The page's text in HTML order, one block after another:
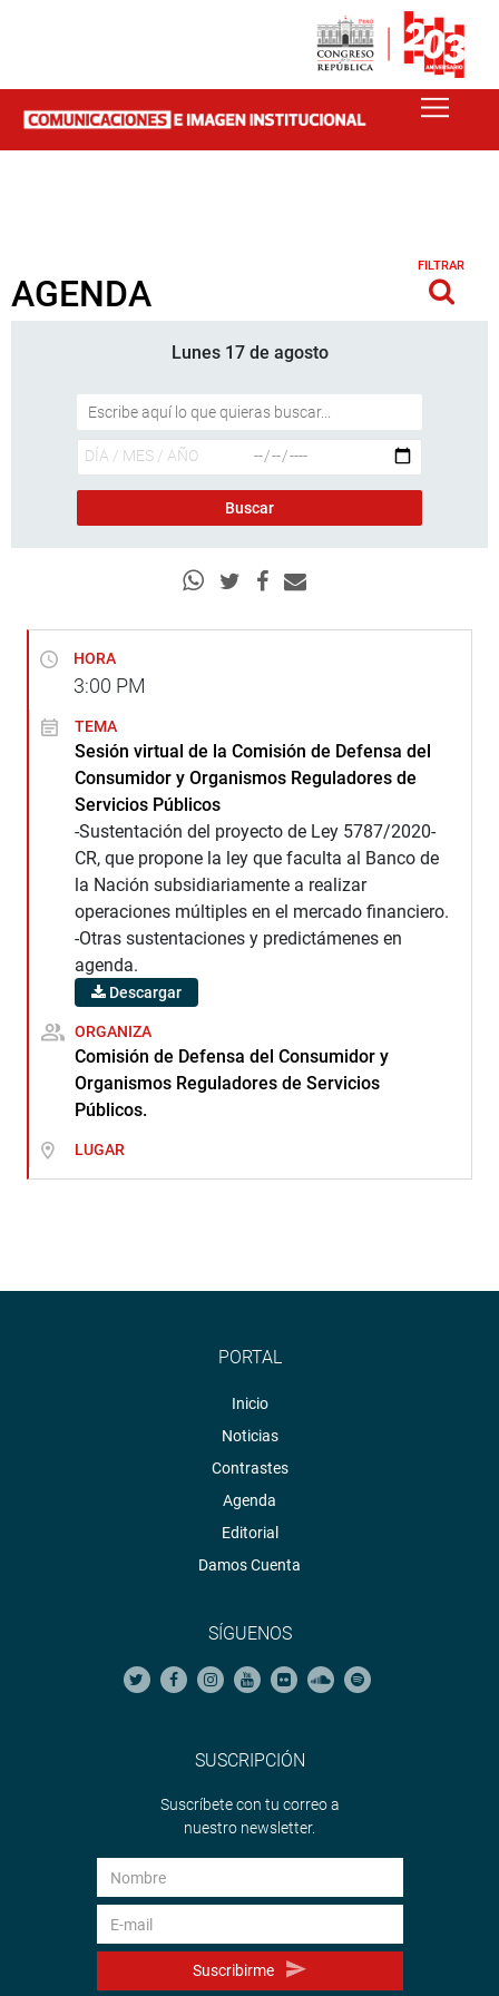
AGENDA
FILTRAR
Lunes 17 de agosto
HORA
3:00 PM
TEMA
Sesión virtual de la Comisión de Defensa del
Consumidor y Organismos Reguladores de
Servicios Públicos
-Sustentación del proyecto de Ley 5787/2020-
CR, que propone la ley que faculta al Banco de
la Nación subsidiariamente a realizar
operaciones múltiples en el mercado financiero.
-Otras sustentaciones y predictámenes en
agenda.
Descargar
ORGANIZA
Comisión de Defensa del Consumidor y
Organismos Reguladores de Servicios
Públicos.
LUGAR
PORTAL
Inicio
Noticias
Contrastes
Agenda
Editorial
Damos Cuenta
SÍGUENOS
SUSCRIPCIÓN
Suscríbete con tu correo a
nuestro newsletter.
Suscribirme